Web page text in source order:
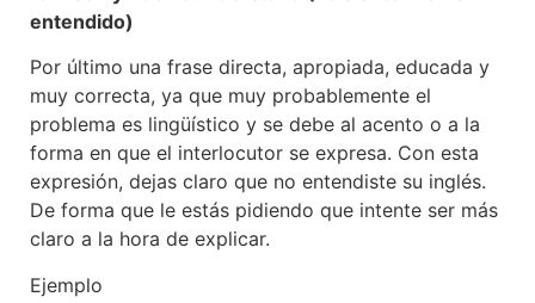
entendido)
Por último una frase directa, apropiada, educada y
muy correcta, ya que muy probablemente el
problema es lingüístico y se debe al acento o a la
forma en que el interlocutor se expresa. Con esta
expresión, dejas claro que no entendiste su inglés.
De forma que le estás pidiendo que intente ser más
claro a la hora de explicar.
Ejemplo